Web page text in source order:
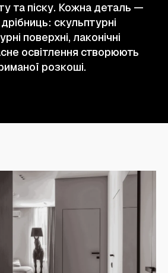
та піску. Кожна деталь —
скульптурні
поверхні, лаконічні
освітлення створюють
розкоші.